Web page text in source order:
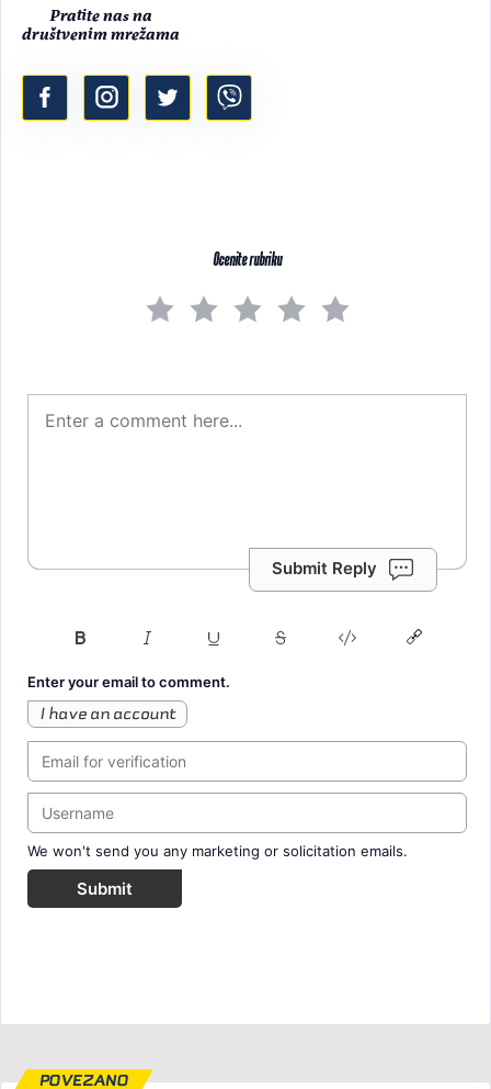
Pratite nas na
društvenim mrežama
Ocenite rubriku
Submit Reply
Enter your email to comment.
I have an account
We won't send you any marketing or solicitation emails.
Submit
POVEZANO